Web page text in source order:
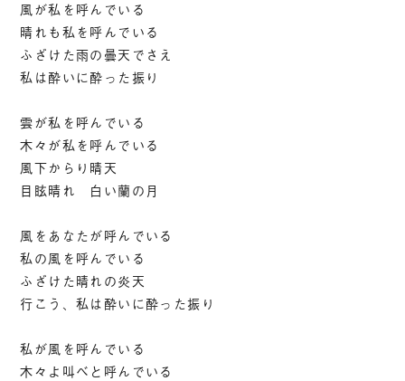
風が私を呼んでいる
晴れも私を呼んでいる
ふざけた雨の曇天でさえ
私は酔いに酔った振り
雲が私を呼んでいる
木々が私を呼んでいる
風下からり晴天
目眩晴れ 白い蘭の月
風をあなたが呼んでいる
私の風を呼んでいる
ふざけた晴れの炎天
行こう、私は酔いに酔った振り
私が風を呼んでいる
木々よ叫べと呼んでいる